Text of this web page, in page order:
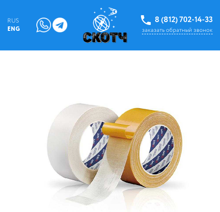
RUS
ENG
8 (812) 702-14-33
заказать обратный звонок